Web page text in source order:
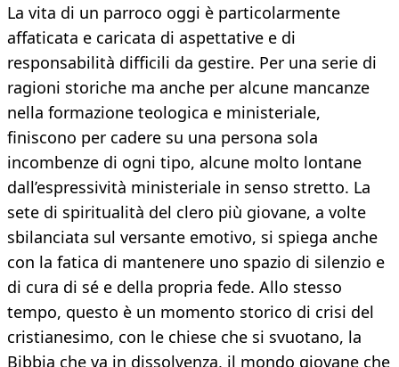
La vita di un parroco oggi è particolarmente
affaticata e caricata di aspettative e di
responsabilità difficili da gestire. Per una serie di
ragioni storiche ma anche per alcune mancanze
nella formazione teologica e ministeriale,
finiscono per cadere su una persona sola
incombenze di ogni tipo, alcune molto lontane
dall’espressività ministeriale in senso stretto. La
sete di spiritualità del clero più giovane, a volte
sbilanciata sul versante emotivo, si spiega anche
con la fatica di mantenere uno spazio di silenzio e
di cura di sé e della propria fede. Allo stesso
tempo, questo è un momento storico di crisi del
cristianesimo, con le chiese che si svuotano, la
Bibbia che va in dissolvenza, il mondo giovane che